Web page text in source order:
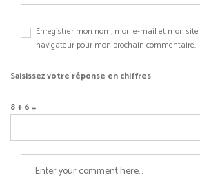
Enregistrer mon nom, mon e-mail et mon
navigateur pour mon prochain commentaire.
Saisissez votre réponse en chiffres
8 + 6 =